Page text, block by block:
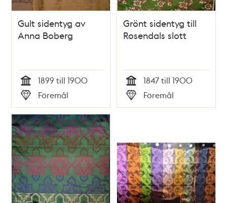
Gult sidentyg av
Anna Boberg
Tid
1899 till 1900
Typ
Föremål
Grönt sidentyg till
Rosendals slott
Tid
1847 till 1900
Typ
Föremål